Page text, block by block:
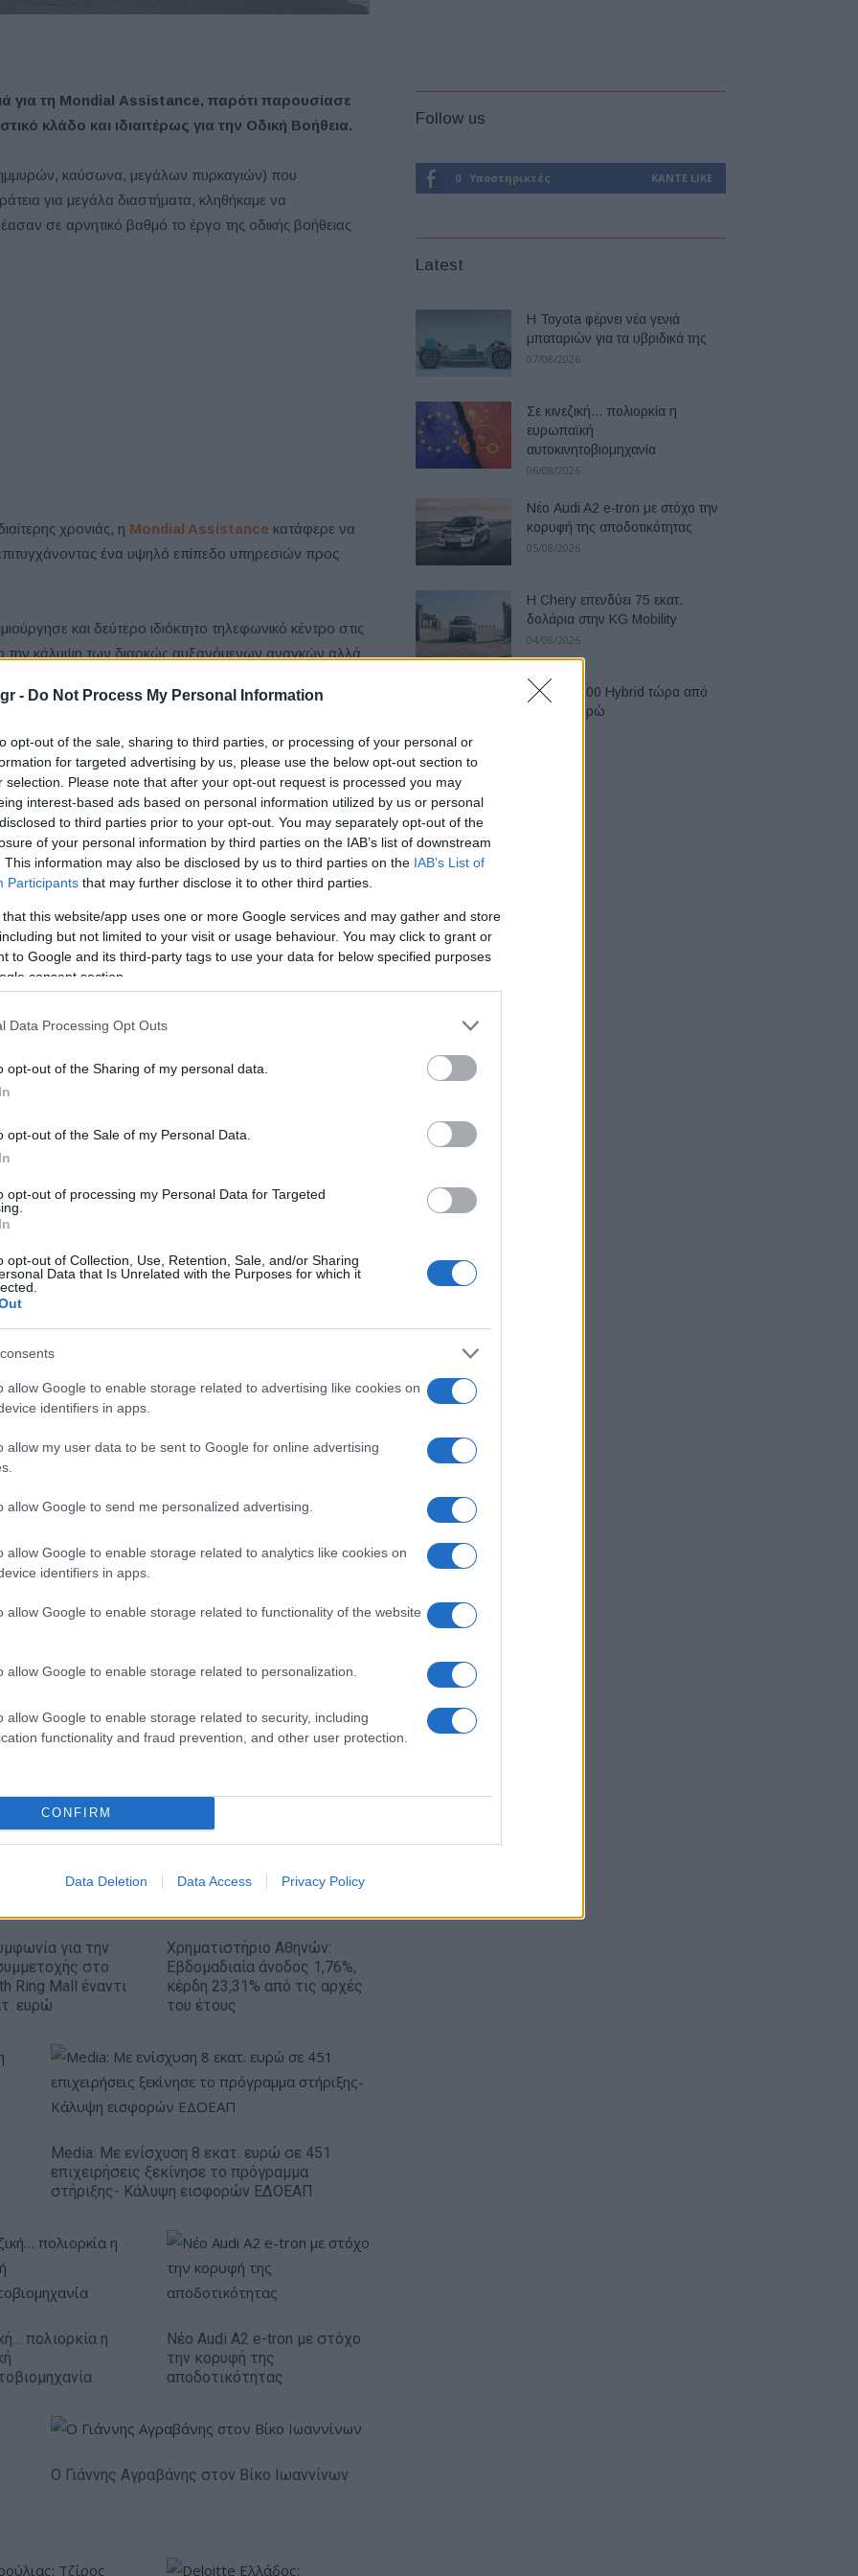
- Do Not Process My Personal Information
opt-out of the sale, sharing to third parties, or processing of your personal or
for targeted advertising by us, please use the below opt-out section to
selection. Please note that after your opt-out request is processed you may
interest-based ads based on personal information utilized by us or personal
to third parties prior to your opt-out. You may separately opt-out of the
of your personal information by third parties on the IAB’s list of downstream
This information may also be disclosed by us to third parties on the IAB’s List of
Participants that may further disclose it to other third parties.
that this website/app uses one or more Google services and may gather and store
but not limited to your visit or usage behaviour. You may click to grant or
to Google and its third-party tags to use your data for below specified purposes
consent section.
Data Processing Opt Outs
opt-out of the Sharing of my personal data.
opt-out of the Sale of my Personal Data.
opt-out of processing my Personal Data for Targeted
opt-out of Collection, Use, Retention, Sale, and/or Sharing
Data that Is Unrelated with the Purposes for which it
allow Google to enable storage related to advertising like cookies on
identifiers in apps.
allow my user data to be sent to Google for online advertising
allow Google to send me personalized advertising.
allow Google to enable storage related to analytics like cookies on
identifiers in apps.
allow Google to enable storage related to functionality of the website
allow Google to enable storage related to personalization.
allow Google to enable storage related to security, including
functionality and fraud prevention, and other user protection.
CONFIRM
Data Deletion Data Access Privacy Policy
για τη Mondial Assistance, παρότι παρουσίασε
κλάδο και ιδιαιτέρως για την Οδική Βοήθεια.
καύσωνα, μεγάλων πυρκαγιών) που
για μεγάλα διαστήματα, κληθήκαμε να
σε αρνητικό βαθμό το έργο της οδικής βοήθειας
χρονιάς, η Mondial Assistance κατάφερε να
ένα υψηλό επίπεδο υπηρεσιών προς
και δεύτερο ιδιόκτητο τηλεφωνικό κέντρο στις
την κάλυψη των διαρκώς αυξανόμενων αναγκών αλλά
της. Στο σύνολο, η Mondial Assistance έλαβε, εντός
(Automotive, Travel, Health & MDDR), κλήθηκε να
Η αύξηση των περιστατικών σε σχέση με το 2022 ήταν
εμπιστοσύνη που επέδειξαν οι συνεργάτες και
την αύξηση του χαρτοφυλακίου της σε όλους
εξυπηρέτησης, προσθέτοντας οχήματα νέας
τις ιδιαιτερότητες των οχημάτων νέας
διαθέτει την τεχνογνωσία ως προς τις
καθώς και τις δυσκολίες που προκύπτουν κατά
RPA (Robotic Process Automation), που
τα τελευταία χρόνια, συμβάλει σημαντικά στο
στη βελτίωση της φύσης των εργασιών του
συνεργασιών της με ασφαλιστικές εταιρείες και την
το ποσοστό συμπλήρωσης φιλικών δηλώσεων
διευκόλυνση της αποζημίωσης του ασφαλισμένου και
είναι πάντοτε ο άνθρωπος, αναφέρει η
φιλοσοφία της είναι μέρος του DNA της. Αυτό έχει
να παραμένει υψηλό για ακόμα μια χρονιά,
της Στρατηγικής της, υλοποιώντας ένα εκτεταμένο
οχημάτων εξυπηρέτησης
να δημιουργεί θετικές εμπειρίες καθ’ όλη τη διάρκεια
το αίσθημα ασφάλειας τους.
Θεσσαλονίκη, ο μέσος χρόνος άφιξης είναι μικρότερος
χρόνος δεν ξεπερνά τα 22 λεπτά.
για την
στο
Ring Mall έναντι
ευρώ
Χρηματιστήριο Αθηνών:
Εβδομαδιαία άνοδος 1,76%,
κέρδη 23,31% από τις αρχές
του έτους
Media: Με ενίσχυση 8 εκατ. ευρώ σε 451
επιχειρήσεις ξεκίνησε το πρόγραμμα
στήριξης- Κάλυψη εισφορών ΕΔΟΕΑΠ
πολιορκία η
Νέο Audi A2 e-tron με στόχο
την κορυφή της
αποδοτικότητας
Ο Γιάννης Αγραβάνης στον Βίκο Ιωαννίνων
Follow us
0 Υποστηρικτές ΚΆΝΤΕ LIKE
Latest
Η Toyota φέρνει νέα γενιά
μπαταριών για τα υβριδικά της
07/08/2026
Σε κινεζική… πολιορκία η
ευρωπαϊκή
αυτοκινητοβιομηχανία
06/08/2026
Νέο Audi A2 e-tron με στόχο την
κορυφή της αποδοτικότητας
05/08/2026
Η Chery επενδύει 75 εκατ.
δολάρια στην KG Mobility
04/08/2026
Το FIAT 500 Hybrid τώρα από
18.990 ευρώ